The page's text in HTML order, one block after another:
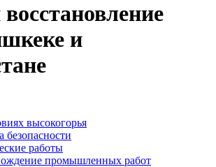
и
высокогорья
безопасности
работы
промышленных работ